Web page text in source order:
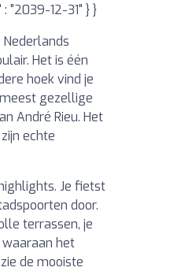
"2039-12-31" } }
Het is één
hoek vind je
gezellige
André Rieu. Het
echte
Je fietst
door.
terrassen, je
het
de mooiste